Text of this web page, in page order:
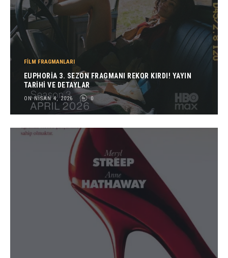
FILM FRAGMANLARI
EUPHORIA 3. SEZON FRAGMANI REKOR KIRDI! YAYIN
TARIHI VE DETAYLAR
ON NISAN 4, 2026 0